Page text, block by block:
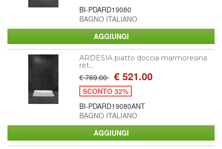
BI-PDARD19080
BAGNO ITALIANO
ARDESIA piatto doccia marmoresina
ret...
€ 769.00 € 521.00
SCONTO 32%
BI-PDARD19080ANT
BAGNO ITALIANO